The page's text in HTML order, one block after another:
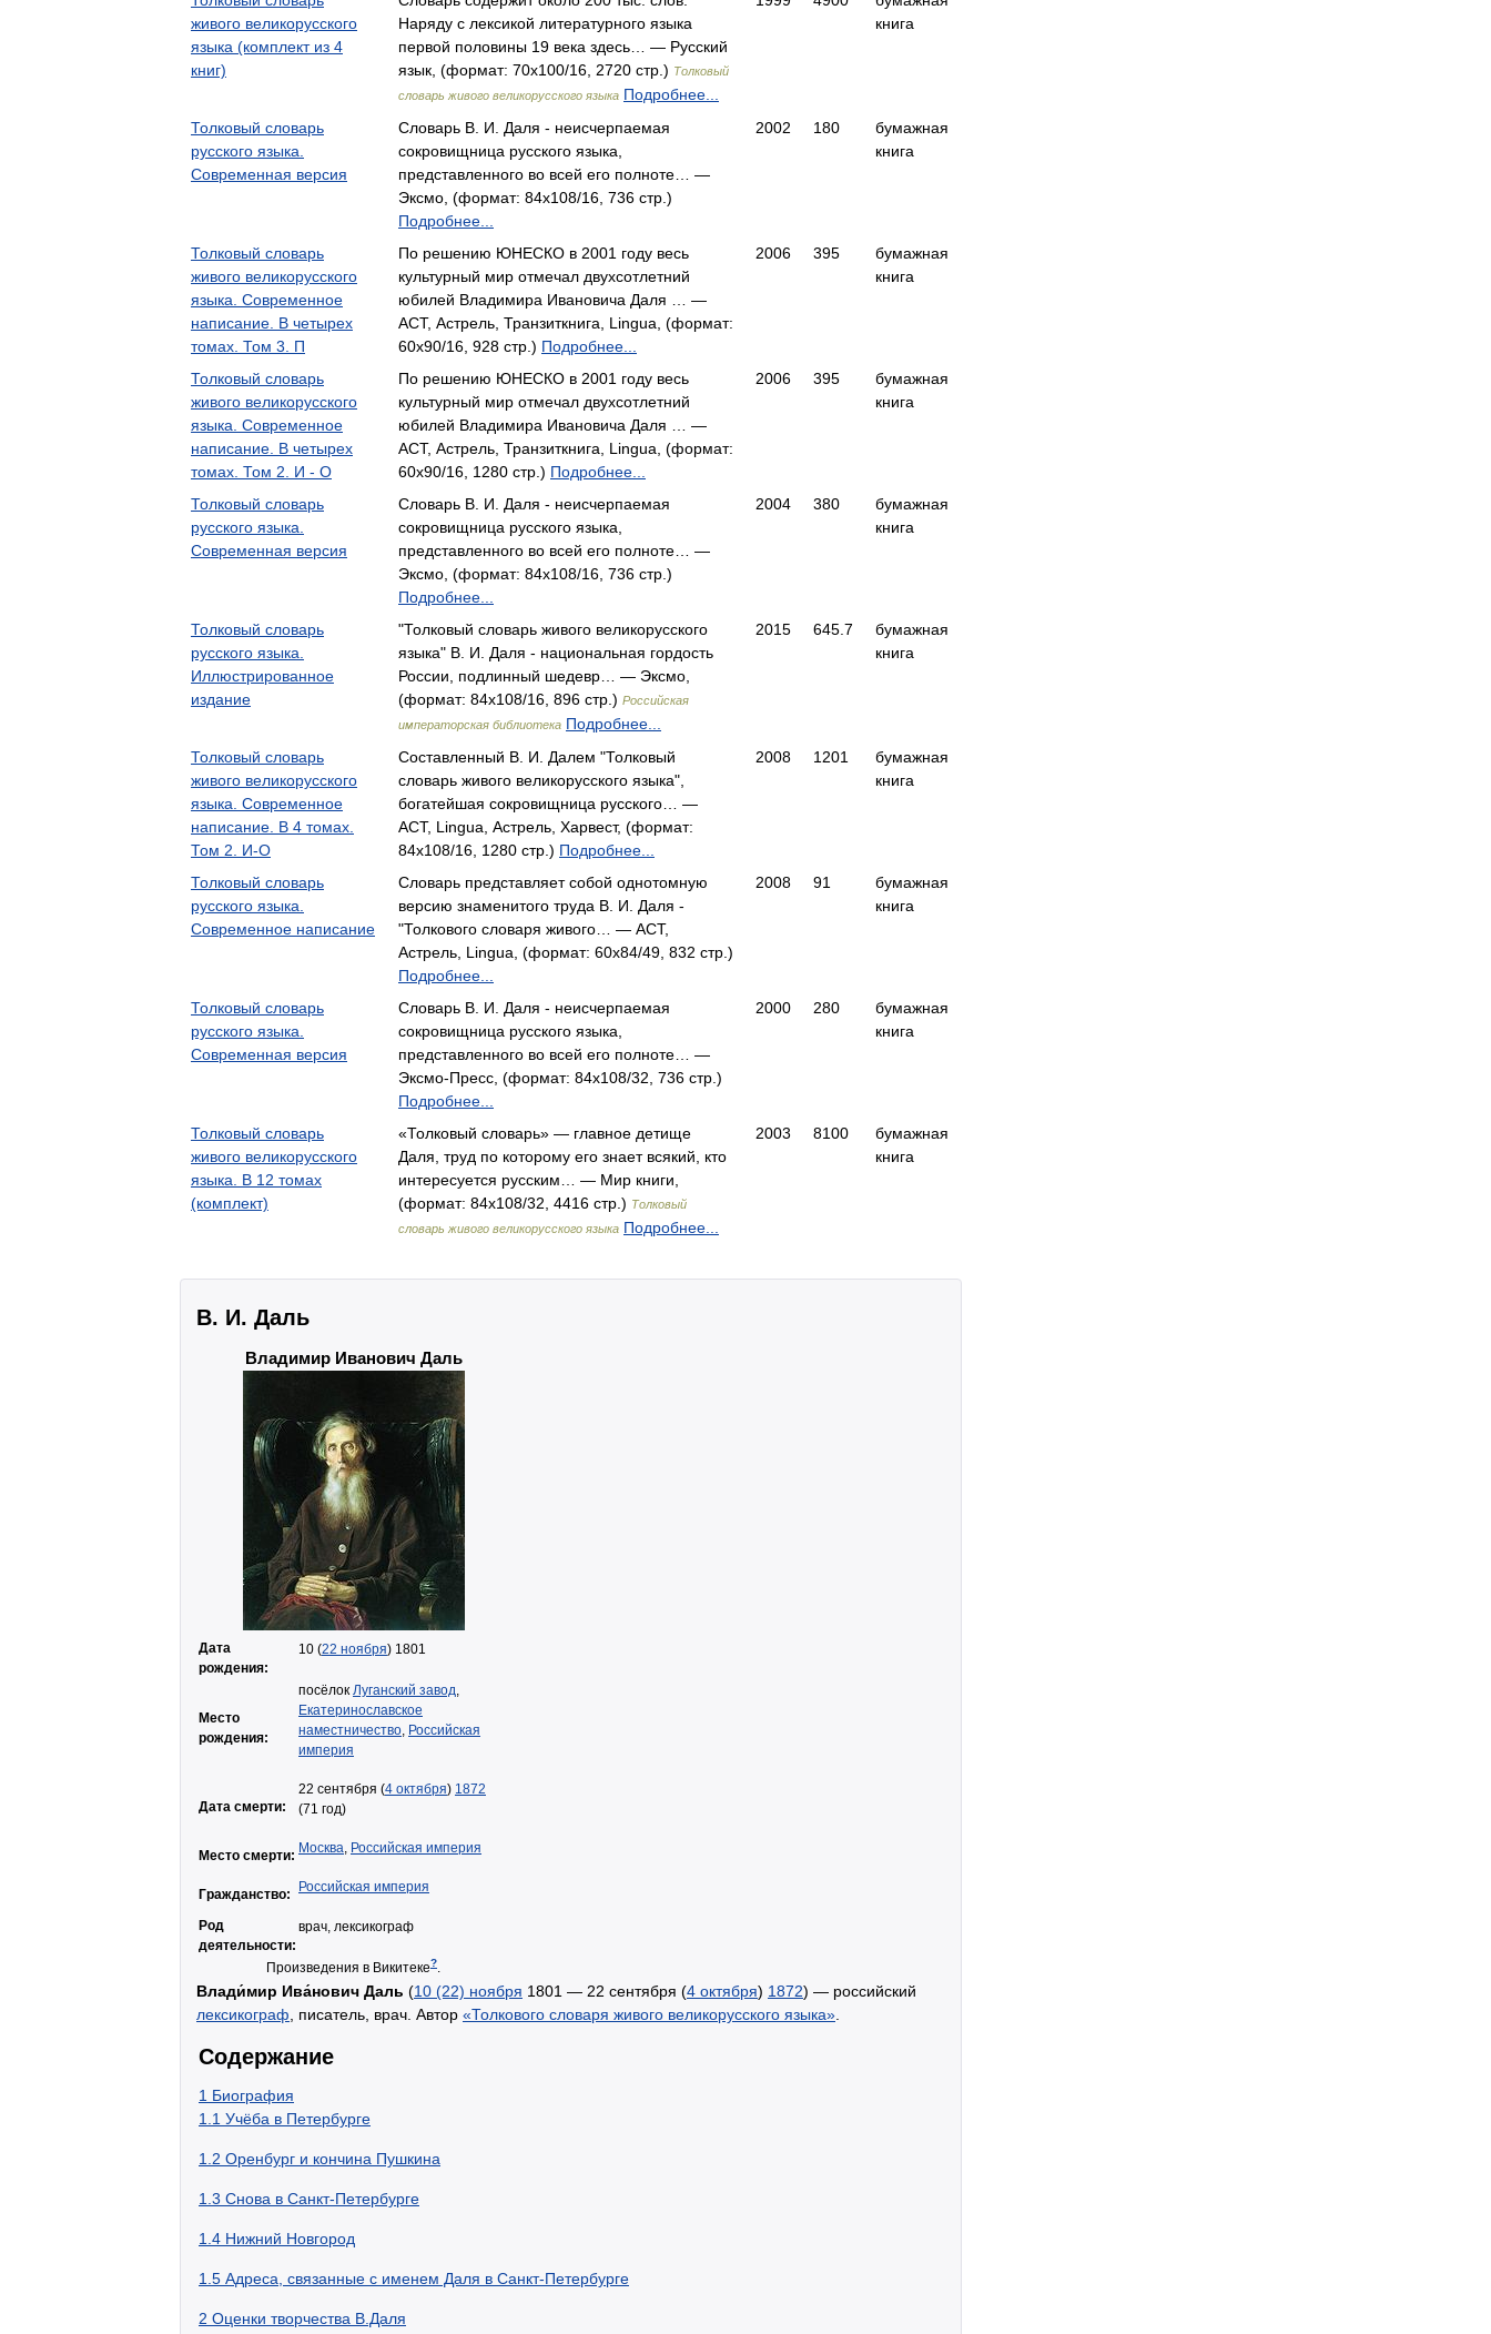
живого великорусского
языка (комплект из 4
книг)
Наряду с лексикой литературного языка
первой половины 19 века здесь… — Русский
язык, (формат: 70x100/16, 2720 стр.) Толковый
словарь живого великорусского языка Подробнее...
книга
Толковый словарь
русского языка.
Современная версия
Словарь В. И. Даля - неисчерпаемая
сокровищница русского языка,
представленного во всей его полноте… —
Эксмо, (формат: 84x108/16, 736 стр.)
Подробнее...
2002 180
бумажная
книга
Толковый словарь
живого великорусского
языка. Современное
написание. В четырех
томах. Том 3. П
По решению ЮНЕСКО в 2001 году весь
культурный мир отмечал двухсотлетний
юбилей Владимира Ивановича Даля … —
АСТ, Астрель, Транзиткнига, Lingua, (формат:
60x90/16, 928 стр.) Подробнее...
2006 395
бумажная
книга
Толковый словарь
живого великорусского
языка. Современное
написание. В четырех
томах. Том 2. И - О
По решению ЮНЕСКО в 2001 году весь
культурный мир отмечал двухсотлетний
юбилей Владимира Ивановича Даля … —
АСТ, Астрель, Транзиткнига, Lingua, (формат:
60x90/16, 1280 стр.) Подробнее...
2006 395
бумажная
книга
Толковый словарь
русского языка.
Современная версия
Словарь В. И. Даля - неисчерпаемая
сокровищница русского языка,
представленного во всей его полноте… —
Эксмо, (формат: 84x108/16, 736 стр.)
Подробнее...
2004 380
бумажная
книга
Толковый словарь
русского языка.
Иллюстрированное
издание
"Толковый словарь живого великорусского
языка" В. И. Даля - национальная гордость
России, подлинный шедевр… — Эксмо,
(формат: 84x108/16, 896 стр.) Российская
императорская библиотека Подробнее...
2015 645.7
бумажная
книга
Толковый словарь
живого великорусского
языка. Современное
написание. В 4 томах.
Том 2. И-О
Составленный В. И. Далем "Толковый
словарь живого великорусского языка",
богатейшая сокровищница русского… —
АСТ, Lingua, Астрель, Харвест, (формат:
84x108/16, 1280 стр.) Подробнее...
2008 1201
бумажная
книга
Толковый словарь
русского языка.
Современное написание
Словарь представляет собой однотомную
версию знаменитого труда В. И. Даля -
"Толкового словаря живого… — АСТ,
Астрель, Lingua, (формат: 60x84/49, 832 стр.)
Подробнее...
2008 91
бумажная
книга
Толковый словарь
русского языка.
Современная версия
Словарь В. И. Даля - неисчерпаемая
сокровищница русского языка,
представленного во всей его полноте… —
Эксмо-Пресс, (формат: 84x108/32, 736 стр.)
Подробнее...
2000 280
бумажная
книга
Толковый словарь
живого великорусского
языка. В 12 томах
(комплект)
«Толковый словарь» — главное детище
Даля, труд по которому его знает всякий, кто
интересуется русским… — Мир книги,
(формат: 84x108/32, 4416 стр.) Толковый
словарь живого великорусского языка Подробнее...
2003 8100
бумажная
книга
В. И. Даль
Владимир Иванович Даль
Дата
рождения:
10 (22 ноября) 1801
Место
рождения:
посёлок Луганский завод,
Екатеринославское
наместничество, Российская
империя
Дата смерти:
22 сентября (4 октября) 1872
(71 год)
Место смерти: Москва, Российская империя
Гражданство: Российская империя
Род
деятельности:
врач, лексикограф
Произведения в Викитеке?.
Влади́мир Ива́нович Даль (10 (22) ноября 1801 — 22 сентября (4 октября) 1872) — российский
лексикограф , писатель, врач. Автор «Толкового словаря живого великорусского языка»
Содержание
1 Биография
1.1 Учёба в Петербурге
1.2 Оренбург и кончина Пушкина
1.3 Снова в Санкт-Петербурге
1.4 Нижний Новгород
1.5 Адреса, связанные с именем Даля в Санкт-Петербурге
2 Оценки творчества В.Даля